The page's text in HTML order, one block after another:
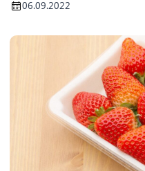
06.09.2022